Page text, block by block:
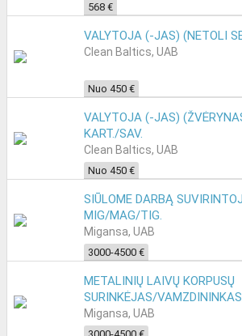
568 €
VALYTOJA (-JAS) (NETOLI
Clean Baltics, UAB
Nuo 450 €
VALYTOJA (-JAS)
KART./SAV.
Clean Baltics, UAB
Nuo 450 €
SIŪLOME DARBĄ
MIG/MAG/TIG.
Migansa, UAB
3000-4500 €
METALINIŲ LAIVŲ KORPUSŲ
Migansa, UAB